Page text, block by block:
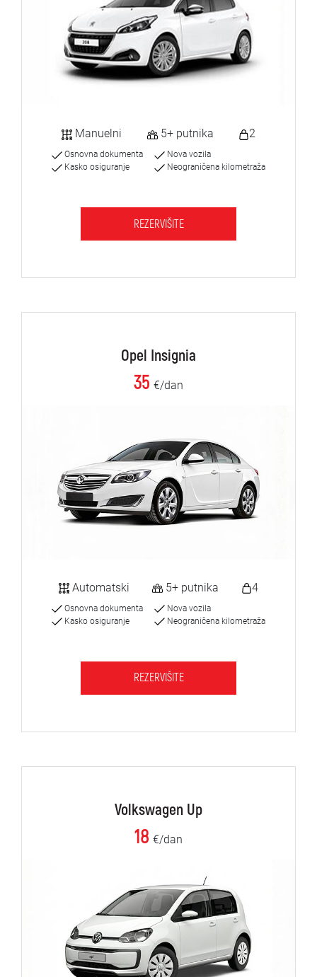
Manuelni 5+ putnika 2
Osnovna dokumenta
Kasko osiguranje
Nova vozila
Neograničena kilometraža
REZERVIŠITE
Opel Insignia
35 €/dan
Automatski 5+ putnika 4
Osnovna dokumenta
Kasko osiguranje
Nova vozila
Neograničena kilometraža
REZERVIŠITE
Volkswagen Up
18 €/dan